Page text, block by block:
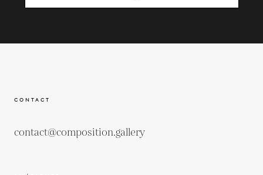
CONTACT
contact@composition.gallery